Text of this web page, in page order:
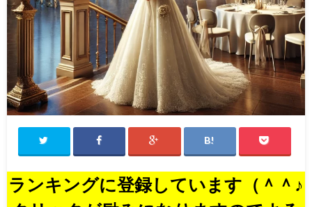
ランキングに登録しています（＾＾♪